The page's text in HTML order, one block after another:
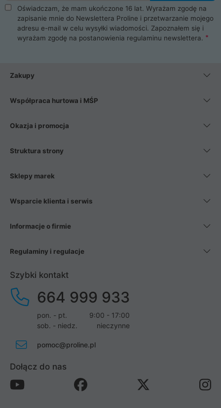
takie jak procesory, karty graficzne, płyty główne, pamięci,
dyski SSD, M.2 oraz HDD. Nasi pracownicy pomogą Ci wybrać
najlepszy zasilacz komputerowy oraz obudowę do komputera.
Poza komputerami mamy również najlepsze na rynku
Smartfony takich producentów jak Xiaomi, Apple, Samsung i
wentylatory. Na koniec mając już to wszystko, możesz
Oświadczam, że mam ukończone 16 lat. Wyrażam zgodę na
zapisanie mnie do Newslettera Proline i przetwarzanie mojego
adresu e-mail w celu wysyłki wiadomości. Zapoznałem się i
wyrażam zgodę na postanowienia regulaminu newslettera.
Zakupy
Współpraca hurtowa i MŚP
Okazja i promocja
Struktura strony
Sklepy marek
Wsparcie klienta i serwis
Informacje o firmie
Regulaminy i regulacje
Szybki kontakt
664 999 933
pon. - pt.
9:00 - 17:00
sob. - niedz.
nieczynne
pomoc@proline.pl
Dołącz do nas